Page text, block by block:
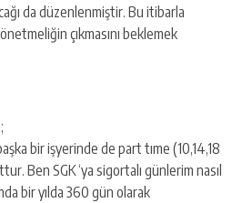
da düzenlenmiştir. Bu itibarla
çıkmasını beklemek
bir işyerinde de part tıme (10,14,18
Ben SGK ‘ya sigortalı günlerim nasıl
bir yılda 360 gün olarak